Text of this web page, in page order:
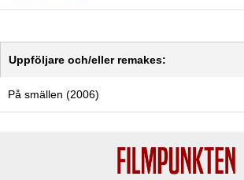
Uppföljare och/eller remakes:
På smällen (2006)